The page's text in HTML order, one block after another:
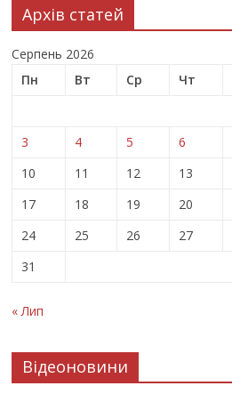
Архів статей
Серпень 2026
Пн
Вт Ср Чт
3
4 5 6
10
11 12 13
17
18 19 20
24
25 26 27
31
« Лип
Відеоновини